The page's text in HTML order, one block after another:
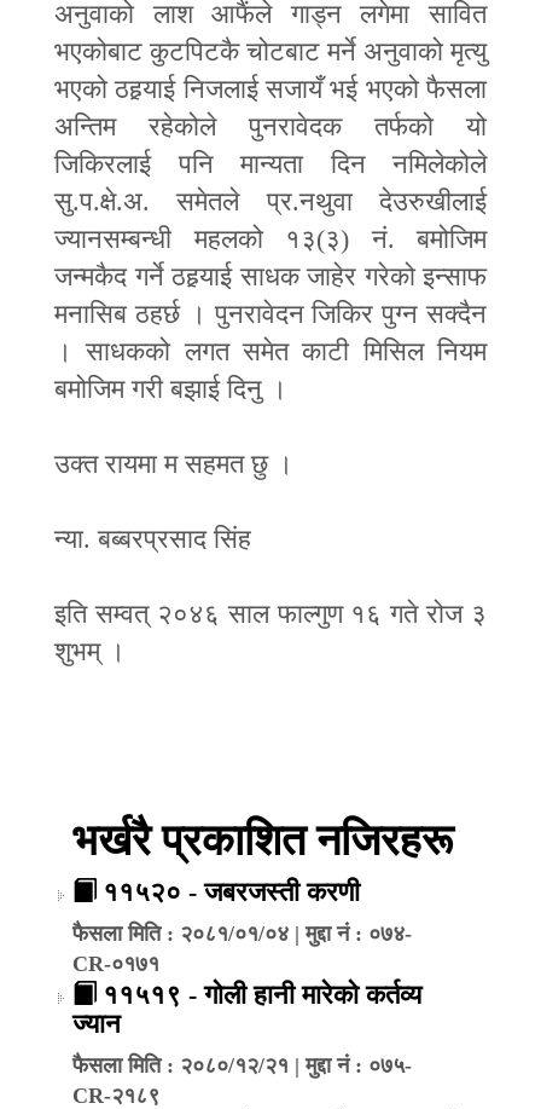
अनुवाको लाश आफैंले गाड्न लगेमा सावित
भएकोबाट कुटपिटकै चोटबाट मर्ने अनुवाको मृत्यु
भएको ठहर्‍याई निजलाई सजायँ भई भएको फैसला
अन्तिम रहेकोले पुनरावेदक तर्फको यो
जिकिरलाई पनि मान्यता दिन नमिलेकोले
सु.प.क्षे.अ. समेतले प्र.नथुवा देउरुखीलाई
ज्यानसम्बन्धी महलको १३(३) नं. बमोजिम
जन्मकैद गर्ने ठहर्‍याई साधक जाहेर गरेको इन्साफ
मनासिब ठहर्छ । पुनरावेदन जिकिर पुग्न सक्दैन
। साधकको लगत समेत काटी मिसिल नियम
बमोजिम गरी बझाई दिनु ।
उक्त रायमा म सहमत छु ।
न्या. बब्बरप्रसाद सिंह
इति सम्वत् २०४६ साल फाल्गुण १६ गते रोज ३
शुभम् ।
भर्खरै प्रकाशित नजिरहरू
११५२० - जबरजस्ती करणी
फैसला मिति : २०८१/०१/०४ | मुद्दा नं : ०७४-
CR-०१७१
११५१९ - गोली हानी मारेको कर्तव्य
ज्यान
फैसला मिति : २०८०/१२/२१ | मुद्दा नं : ०७५-
CR-२१८९